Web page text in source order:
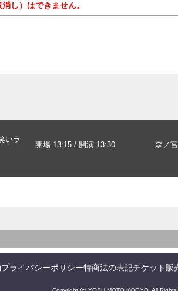
し）はできません。
いラ
開場 13:15 / 開演 13:30 森ノ
プライバシーポリシー特商法の表記チケット販